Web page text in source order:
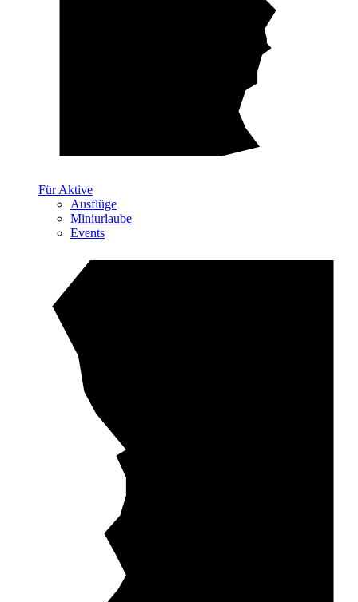
Für Aktive
Ausflüge
Miniurlaube
Events